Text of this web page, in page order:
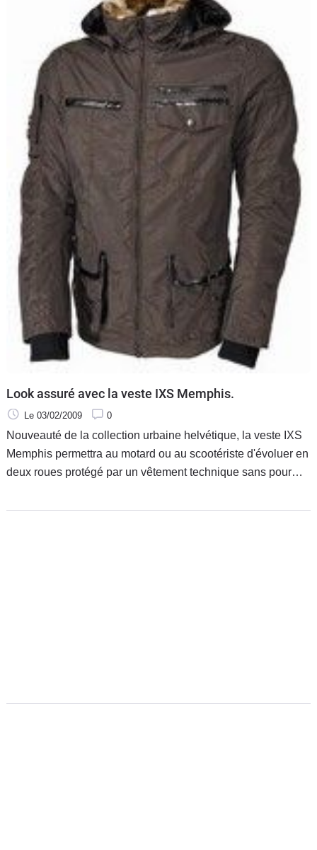
Look assuré avec la veste IXS Memphis.
Le 03/02/2009 0
Nouveauté de la collection urbaine helvétique, la veste IXS
Memphis permettra au motard ou au scootériste d'évoluer en
deux roues protégé par un vêtement technique sans pour
prévu pour qu'il puisse vaquer à ses occupations avec un